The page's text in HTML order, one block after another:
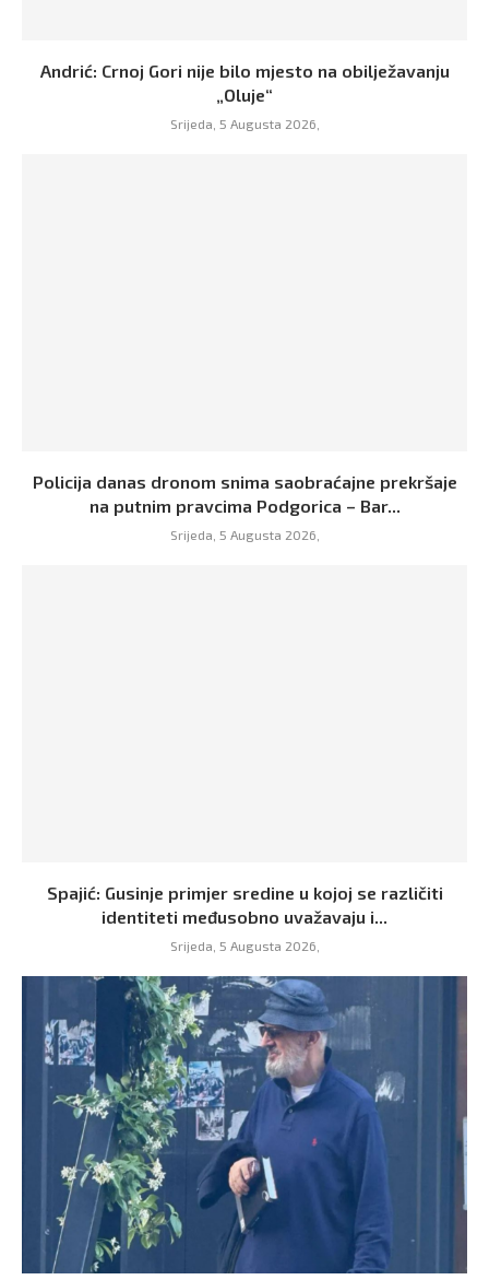
Andrić: Crnoj Gori nije bilo mjesto na obilježavanju
„Oluje“
Srijeda, 5 Augusta 2026,
Policija danas dronom snima saobraćajne prekršaje
na putnim pravcima Podgorica – Bar...
Srijeda, 5 Augusta 2026,
Spajić: Gusinje primjer sredine u kojoj se različiti
identiteti međusobno uvažavaju i...
Srijeda, 5 Augusta 2026,